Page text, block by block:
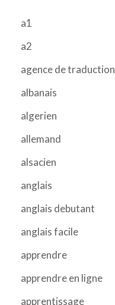
a1
a2
agence de traduction
albanais
algerien
allemand
alsacien
anglais
anglais debutant
anglais facile
apprendre
apprendre en ligne
apprentissage